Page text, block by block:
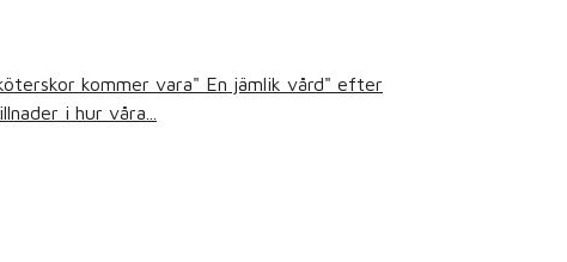
kommer vara" En jämlik vård" efter
i hur våra...